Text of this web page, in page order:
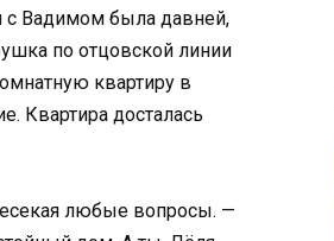
с Вадимом была давней,
по отцовской линии
квартиру в
Квартира досталась
любые вопросы. —